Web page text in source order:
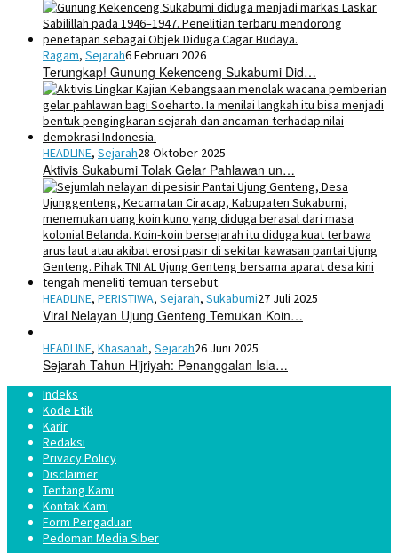
Ragam, Sejarah6 Februari 2026
Terungkap! Gunung Kekenceng Sukabumi Did…
HEADLINE, Sejarah28 Oktober 2025
Aktivis Sukabumi Tolak Gelar Pahlawan un…
HEADLINE, PERISTIWA, Sejarah, Sukabumi27 Juli 2025
Viral Nelayan Ujung Genteng Temukan Koin…
HEADLINE, Khasanah, Sejarah26 Juni 2025
Sejarah Tahun Hijriyah: Penanggalan Isla…
Indeks
Kode Etik
Karir
Redaksi
Privacy Policy
Disclaimer
Tentang Kami
Kontak Kami
Form Pengaduan
Pedoman Media Siber